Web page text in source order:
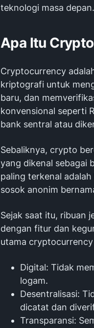
teknologi masa depan.
Apa Itu
Cryptocurrency
kriptografi untuk
baru, dan
konvensional seperti
bank sentral atau
Sebaliknya, crypto
yang dikenal sebagai
paling terkenal
sosok anonim
Sejak saat itu, ribuan
dengan fitur dan
utama
Digital: Tidak
logam.
Desentralisasi:
dicatat dan
Transparansi: